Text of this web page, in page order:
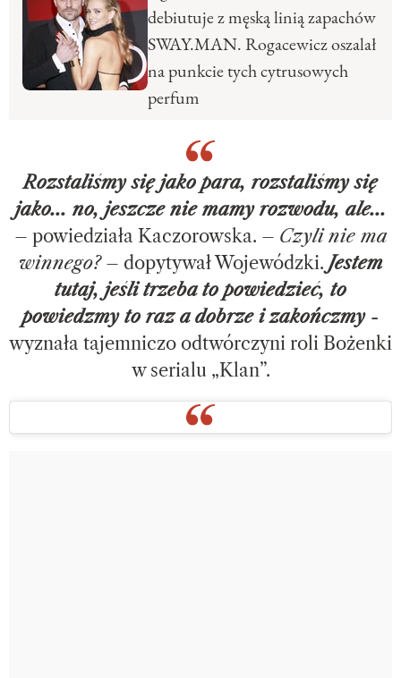
debiutuje z męską linią zapachów
SWAY.MAN. Rogacewicz oszalał
na punkcie tych cytrusowych
perfum
Rozstaliśmy się jako para, rozstaliśmy się
jako... no, jeszcze nie mamy rozwodu, ale...
– powiedziała Kaczorowska. – Czyli nie ma
winnego?– dopytywał Wojewódzki. Jestem
tutaj, jeśli trzeba to powiedzieć, to
powiedzmy to raz a dobrze i zakończmy -
wyznała tajemniczo odtwórczyni roli Bożenki
w serialu „Klan”.